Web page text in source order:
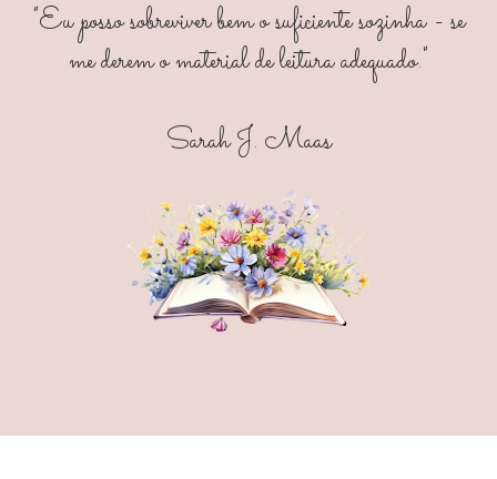
"Eu posso sobreviver bem o suficiente sozinha - se
me derem o material de leitura adequado."
Sarah J. Maas